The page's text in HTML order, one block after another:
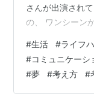
さんが出演され
の、 ワンシーン
沢山させられつ
心も豊かになっ
く」というもの
ですが、 これに
#生活 #ライフ
#コミュニケーシ
#夢 #考え方 #